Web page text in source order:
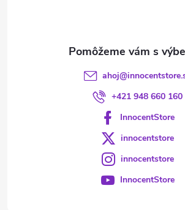
ahoj@
+421 948 660 160
InnocentStore
innocentstore
innocentstore
InnocentStore